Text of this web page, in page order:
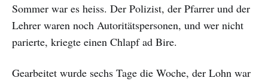
Sommer war es heiss. Der Polizist, der Pfarrer und der
Lehrer waren noch Autoritätspersonen, und wer nicht
parierte, kriegte einen Chlapf ad Bire.
Gearbeitet wurde sechs Tage die Woche, der Lohn war